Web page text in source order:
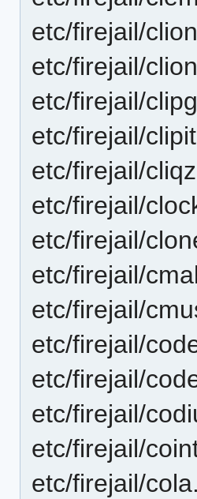
etc/firejail/
etc/firejail/
etc/firejail/
etc/firejail/
etc/firejail/
etc/firejail/
etc/firejail/
etc/firejail/
etc/firejail/
etc/firejail/
etc/firejail/
etc/firejail/
etc/firejail/
etc/firejail/